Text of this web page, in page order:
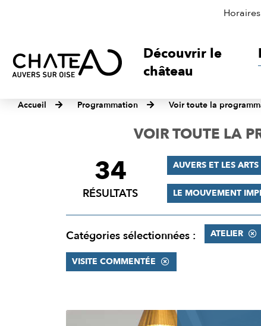
Horaires
Découvrir le
château
Accueil Programmation Voir toute la
VOIR TOUTE LA
FILTRER
RÉSULTATS
34
RÉSULTATS
AUVERS ET LES ARTS
LE MOUVEMENT
Catégories sélectionnées : ATELIER
VISITE COMMENTÉE